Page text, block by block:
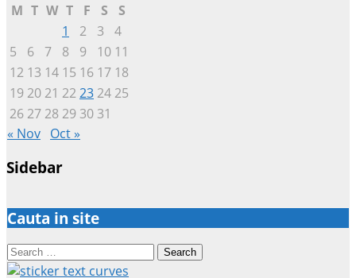
M T W T F S
S
1
2 3
4
5
6 7 8 9 10 11
12 13 14 15 16 17 18
19 20 21 2223 24 25
26 27 28 29 30 31
« Nov Oct »
Sidebar
Cauta in site
Search
for: